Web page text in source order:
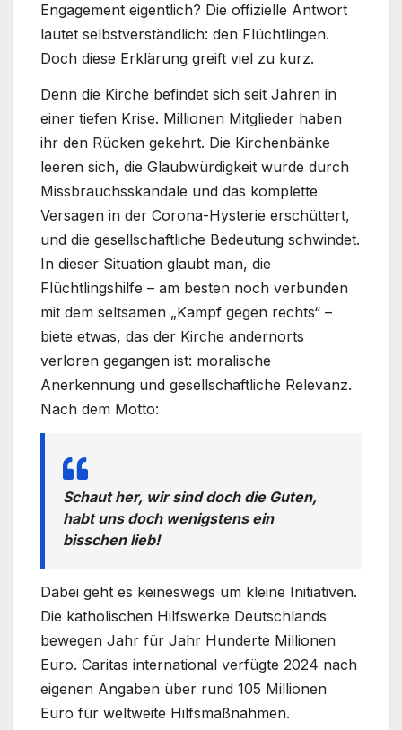
Engagement eigentlich? Die offizielle Antwort
lautet selbstverständlich: den Flüchtlingen.
Doch diese Erklärung greift viel zu kurz.
Denn die Kirche befindet sich seit Jahren in
einer tiefen Krise. Millionen Mitglieder haben
ihr den Rücken gekehrt. Die Kirchenbänke
leeren sich, die Glaubwürdigkeit wurde durch
Missbrauchsskandale und das komplette
Versagen in der Corona-Hysterie erschüttert,
und die gesellschaftliche Bedeutung schwindet.
In dieser Situation glaubt man, die
Flüchtlingshilfe – am besten noch verbunden
mit dem seltsamen „Kampf gegen rechts“ –
biete etwas, das der Kirche andernorts
verloren gegangen ist: moralische
Anerkennung und gesellschaftliche Relevanz.
Nach dem Motto:
Schaut her, wir sind doch die Guten,
habt uns doch wenigstens ein
bisschen lieb!
Dabei geht es keineswegs um kleine Initiativen.
Die katholischen Hilfswerke Deutschlands
bewegen Jahr für Jahr Hunderte Millionen
Euro. Caritas international verfügte 2024 nach
eigenen Angaben über rund 105 Millionen
Euro für weltweite Hilfsmaßnahmen.